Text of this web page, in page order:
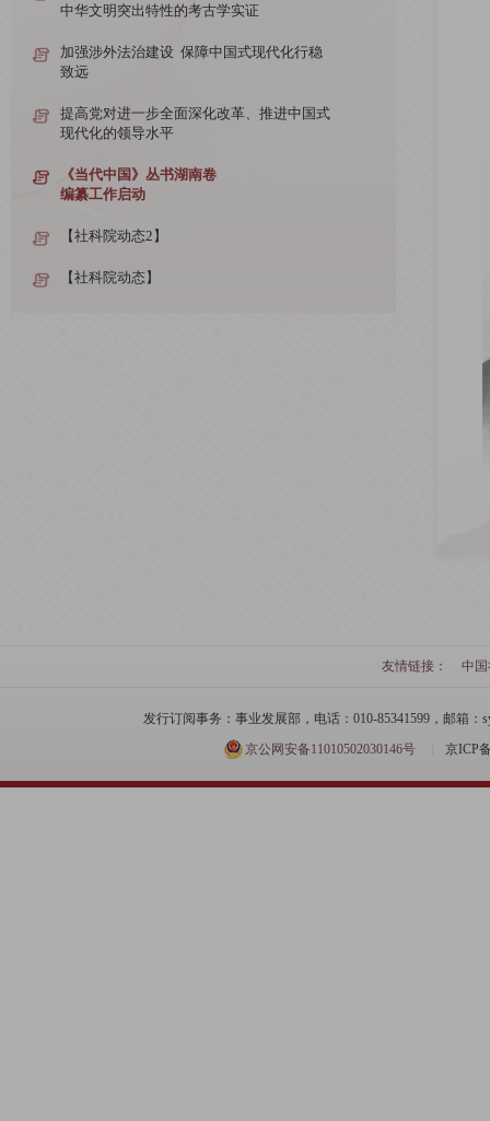
中华文明突出特性的考古学实证
加强涉外法治建设 保障中国式现代化行稳
致远
提高党对进一步全面深化改革、推进中国式
现代化的领导水平
《当代中国》丛书湖南卷
编纂工作启动
【社科院动态2】
【社科院动态】
友情链接： 中
发行订阅事务：事业发展部，电话：010-85341599，邮箱：
京公网安备11010502030146号
京ICP